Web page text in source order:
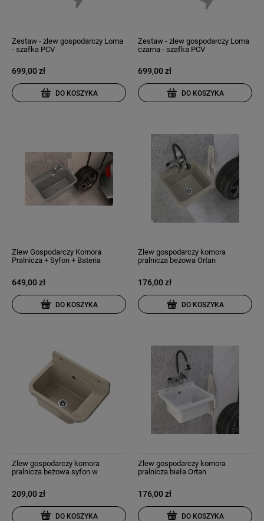
Zestaw - zlew gospodarczy Loma
- szafka PCV
699,00 zł
DO KOSZYKA
Zestaw - zlew gospodarczy Loma
czarna - szafka PCV
699,00 zł
DO KOSZYKA
Zlew Gospodarczy Komora
Pralnicza + Syfon + Bateria
649,00 zł
DO KOSZYKA
Zlew gospodarczy komora
pralnicza beżowa Ortan
176,00 zł
DO KOSZYKA
Zlew gospodarczy komora
pralnicza beżowa syfon w
209,00 zł
DO KOSZYKA
Zlew gospodarczy komora
pralnicza biała Ortan
176,00 zł
DO KOSZYKA